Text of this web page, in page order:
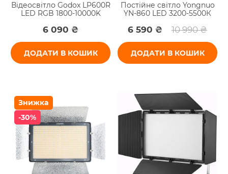
Відеосвітло Godox LP600R
LED RGB 1800-10000K
6 090 ₴
ДОДАТИ В КОШИК
Постійне світло Yongnuo
YN-860 LED 3200-5500К
6 590 ₴ 10 990 ₴
ДОДАТИ В КОШИК
Знижка
-30%